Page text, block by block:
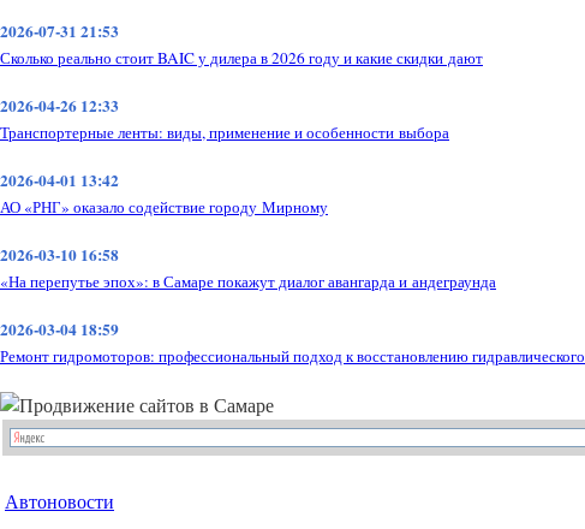
2026-07-31 21:53
Сколько реально стоит BAIC у дилера в 2026 году и какие скидки дают
2026-04-26 12:33
Транспортерные ленты: виды, применение и особенности выбора
2026-04-01 13:42
АО «РНГ» оказало содействие городу Мирному
2026-03-10 16:58
«На перепутье эпох»: в Самаре покажут диалог авангарда и андеграунда
2026-03-04 18:59
Ремонт гидромоторов: профессиональный подход к восстановлению
Автоновости